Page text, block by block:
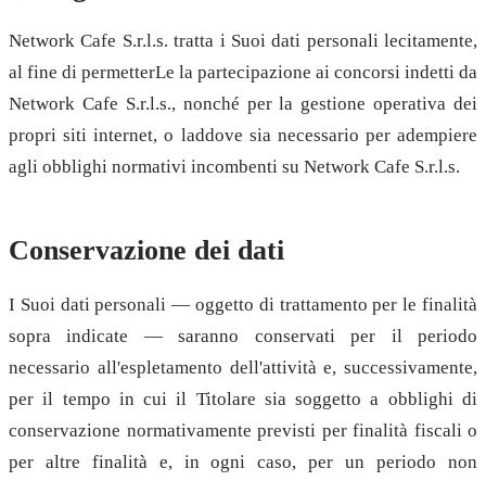
Network Cafe S.r.l.s. tratta i Suoi dati personali lecitamente,
al fine di permetterLe la partecipazione ai concorsi indetti da
Network Cafe S.r.l.s., nonché per la gestione operativa dei
propri siti internet, o laddove sia necessario per adempiere
agli obblighi normativi incombenti su Network Cafe S.r.l.s.
Conservazione dei dati
I Suoi dati personali — oggetto di trattamento per le finalità
sopra indicate — saranno conservati per il periodo
necessario all'espletamento dell'attività e, successivamente,
per il tempo in cui il Titolare sia soggetto a obblighi di
conservazione normativamente previsti per finalità fiscali o
per altre finalità e, in ogni caso, per un periodo non